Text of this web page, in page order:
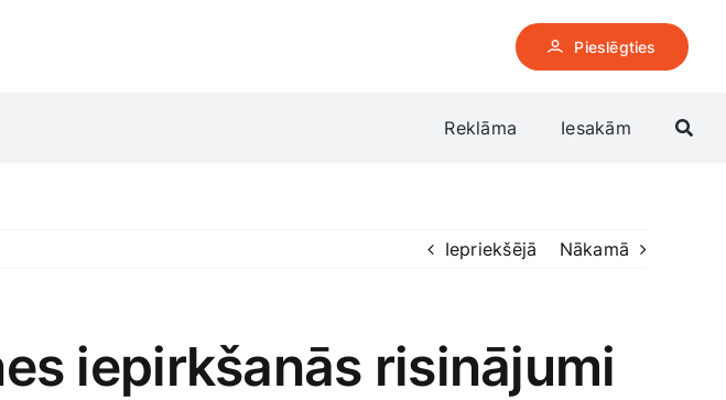
Pieslēgties
Reklāma Iesakām
Iepriekšējā Nākamā
iepirkšanās risinājumi